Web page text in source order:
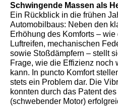
Schwingende Massen als
Ein Rückblick in die frühen
Automobilbaus: Neben den
Erhöhung des Komforts –
Luftreifen, mechanischen
sowie Stoßdämpfern – stellt
Frage, wie die Effizienz noch
kann. In puncto Komfort
stets ein Problem dar. Die
konnten durch das Patent des
(schwebender Motor)